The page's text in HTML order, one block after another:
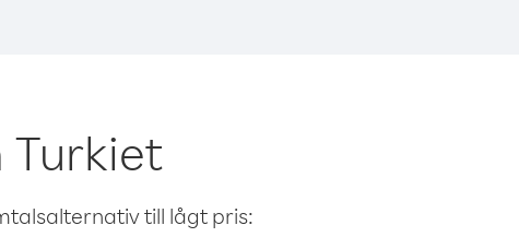
Turkiet
till lågt pris: